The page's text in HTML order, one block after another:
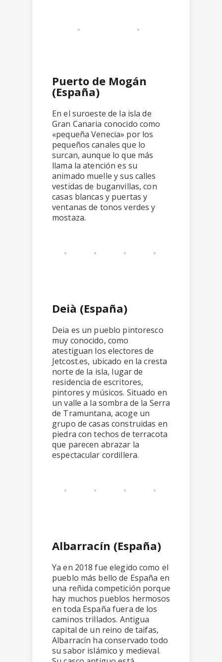
Puerto de Mogán
(España)
En el suroeste de la isla de
Gran Canaria conocido como
«pequeña Venecia» por los
pequeños canales que lo
surcan, aunque lo que más
llama la atención es su
animado muelle y sus calles
vestidas de buganvillas, con
casas blancas y puertas y
ventanas de tonos verdes y
mostaza.
Deià (España)
Deia es un pueblo pintoresco
muy conocido, como
atestiguan los electores de
Jetcost.es, ubicado en la cresta
norte de la isla, lugar de
residencia de escritores,
pintores y músicos. Situado en
un valle a la sombra de la Serra
de Tramuntana, acoge un
grupo de casas construidas en
piedra con techos de terracota
que parecen abrazar la
espectacular cordillera.
Albarracín (España)
Ya en 2018 fue elegido como el
pueblo más bello de España en
una reñida competición porque
hay muchos pueblos hermosos
en toda España fuera de los
caminos trillados. Antigua
capital de un reino de taifas,
Albarracín ha conservado todo
su sabor islámico y medieval.